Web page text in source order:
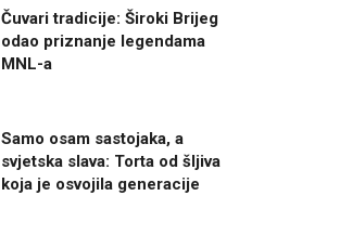
Čuvari tradicije: Široki Brijeg
odao priznanje legendama
MNL-a
Samo osam sastojaka, a
svjetska slava: Torta od šljiva
koja je osvojila generacije